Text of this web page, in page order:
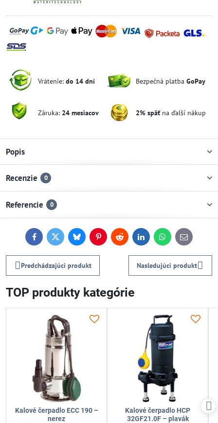
Vrátenie: do 14 dní Bezpečná platba GoPay
Záruka: 24 mesiacov 2% späťna ďalší nákup
Popis
Recenzie 0
Referencie 0
FacebookTwitterBlueskyPinterestReddit LinkedInWhatsApp
E-
mail
Predchádzajúci produkt Nasledujúci produkt
TOP produkty kategórie
Kalové čerpadlo ECC 190 –
nerez
Kalové čerpadlo HCP
32GF21.0F – plavák